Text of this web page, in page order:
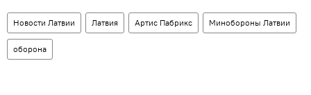
Новости Латвии Латвия Артис Пабрикс Минобороны Латвии
оборона